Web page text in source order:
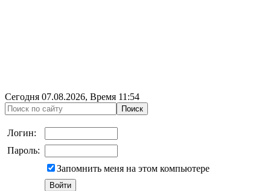
Сегодня 07.08.2026, Время 11:54
Логин:
Пароль:
Запомнить меня на этом компьютере